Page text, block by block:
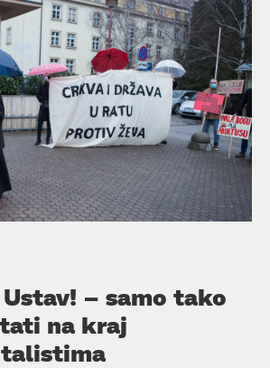
– samo tako
na kraj